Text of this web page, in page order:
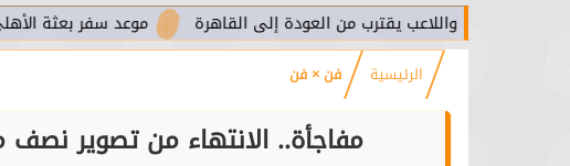
موعد سفر بعثة الأهلي لمواجهة واللاعب يقترب من العودة إلى القاهرة
الرئيسية فن × فن
مفاجأة.. الانتهاء من تصوير